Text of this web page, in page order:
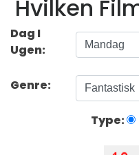
Hvilken
Dag I
Ugen:
Genre:
Type: